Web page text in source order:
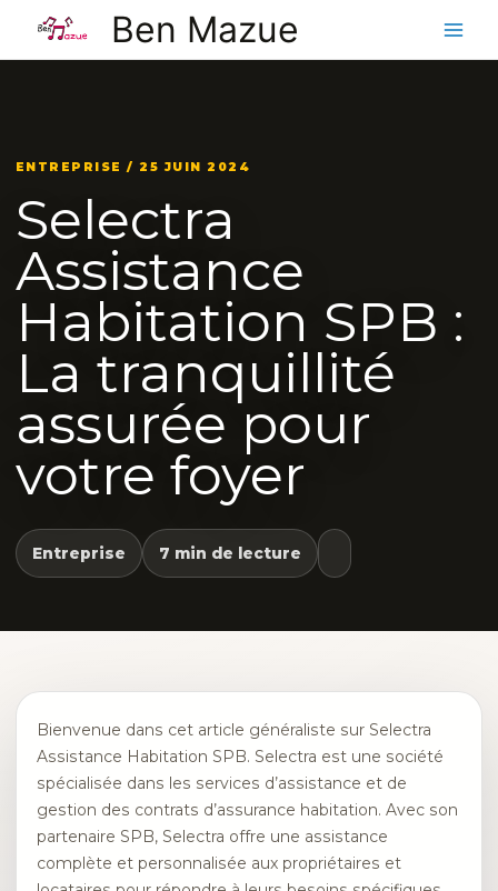
contenu
Ben Mazue
ENTREPRISE / 25 JUIN 2024
Selectra
Assistance
Habitation SPB :
La tranquillité
assurée pour
votre foyer
Entreprise 7 min de lecture
Bienvenue dans cet article généraliste sur Selectra
Assistance Habitation SPB. Selectra est une société
spécialisée dans les services d’assistance et de
gestion des contrats d’assurance habitation. Avec son
partenaire SPB, Selectra offre une assistance
complète et personnalisée aux propriétaires et